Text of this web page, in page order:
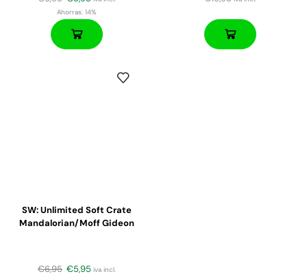
Ahorras: 14%
SW: Unlimited Soft Crate
Mandalorian/Moff Gideon
€6,95 €5,95 iva incl.